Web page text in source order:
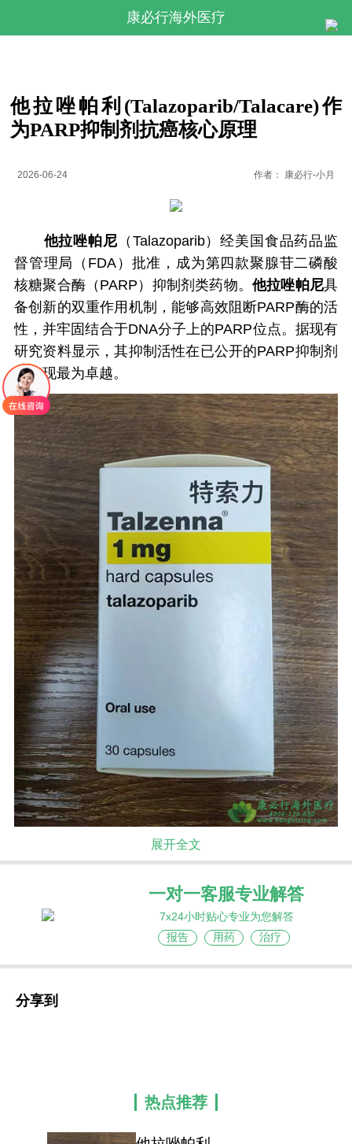
康必行海外医疗
他拉唑帕利(Talazoparib/Talacare)作
为PARP抑制剂抗癌核心原理
2026-06-24 作者： 康必行-小月
他拉唑帕尼（Talazoparib）经美国食品药品监
督管理局（FDA）批准，成为第四款聚腺苷二磷酸
核糖聚合酶（PARP）抑制剂类药物。他拉唑帕尼具
备创新的双重作用机制，能够高效阻断PARP酶的活
性，并牢固结合于DNA分子上的PARP位点。据现有
研究资料显示，其抑制活性在已公开的PARP抑制剂
中表现最为卓越。
PARP抑制剂的抗癌原理
我们知道，不管是人体正常细胞还是癌细胞都
是需要进行分裂。癌细胞本身是一种因为基因突变
导致分裂增殖失控的疾病，所以所癌症本质上是一
以有些检测报告阴性是因为没有测全面而已。癌细
胞分裂自己的时候，首先需要将自己的遗传信息，
（BRCA1或BRCA2）的同源重组修复，还有一种是
展开全文
一对一客服专业解答
7x24小时贴心专业为您解答
报告
用药 治疗
分享到
热点推荐